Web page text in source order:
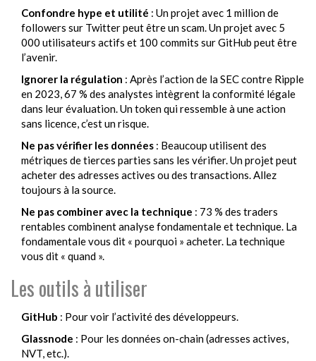
Confondre hype et utilité : Un projet avec 1 million de
followers sur Twitter peut être un scam. Un projet avec 5
000 utilisateurs actifs et 100 commits sur GitHub peut être
l’avenir.
Ignorer la régulation : Après l’action de la SEC contre Ripple
en 2023, 67 % des analystes intègrent la conformité légale
dans leur évaluation. Un token qui ressemble à une action
sans licence, c’est un risque.
Ne pas vérifier les données : Beaucoup utilisent des
métriques de tierces parties sans les vérifier. Un projet peut
acheter des adresses actives ou des transactions. Allez
toujours à la source.
Ne pas combiner avec la technique : 73 % des traders
rentables combinent analyse fondamentale et technique. La
fondamentale vous dit « pourquoi » acheter. La technique
vous dit « quand ».
Les outils à utiliser
GitHub : Pour voir l’activité des développeurs.
Glassnode : Pour les données on-chain (adresses actives,
NVT, etc.).